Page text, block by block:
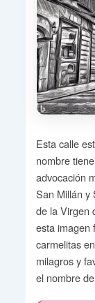
Esta calle
nombre
advocación
San Millán y
de la Virgen
esta imagen
carmelitas
milagros y
el nombre